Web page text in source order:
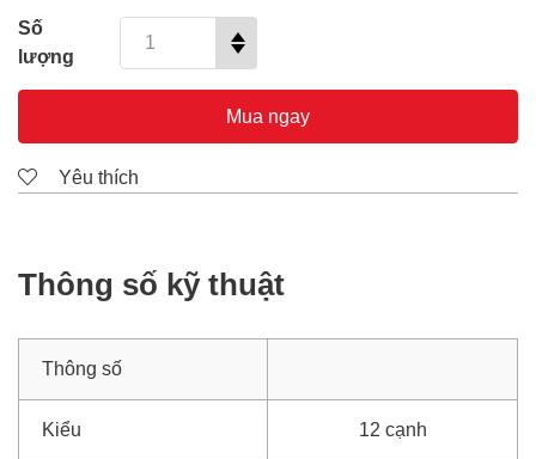
Số
lượng
Mua ngay
Yêu thích
Thông số kỹ thuật
Thông số
Kiểu 12 cạnh